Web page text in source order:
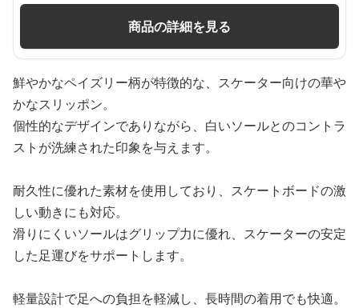
商品の詳細を見る
鮮やかなペイズリー柄が特徴的な、スケーター向けの華や
かなスリッポン。
個性的なデザインでありながら、白いソールとのコントラ
ストが洗練された印象を与えます。
耐久性に優れた素材を使用しており、スケートボードの激
しい動きにも対応。
滑りにくいソールはグリップ力に優れ、スケーターの安定
した足運びをサポートします。
軽量設計で足への負担を軽減し、長時間の着用でも快適。